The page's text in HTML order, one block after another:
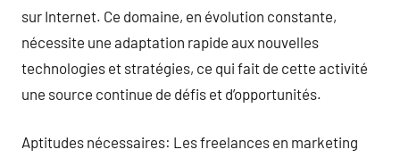
sur Internet. Ce domaine, en évolution constante,
nécessite une adaptation rapide aux nouvelles
technologies et stratégies, ce qui fait de cette activité
une source continue de défis et d’opportunités.
Aptitudes nécessaires: Les freelances en marketing